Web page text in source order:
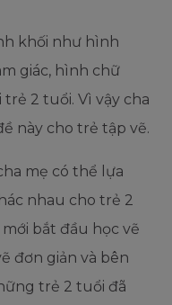
khối như hình
giác, hình chữ
trẻ 2 tuổi. Vì vậy cha
này cho trẻ tập vẽ.
mẹ có thể lựa
nhau cho trẻ 2
bắt đầu học vẽ
đơn giản và bên
trẻ 2 tuổi đã